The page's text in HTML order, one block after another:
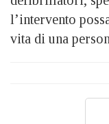
l’intervento
vita di una